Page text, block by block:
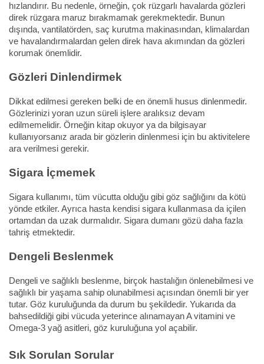
hızlandırır. Bu nedenle, örneğin, çok rüzgarlı havalarda gözleri
direk rüzgara maruz bırakmamak gerekmektedir. Bunun
dışında, vantilatörden, saç kurutma makinasından, klimalardan
ve havalandırmalardan gelen direk hava akımından da gözleri
korumak önemlidir.
Gözleri Dinlendirmek
Dikkat edilmesi gereken belki de en önemli husus dinlenmedir.
Gözlerinizi yoran uzun süreli işlere aralıksız devam
edilmemelidir. Örneğin kitap okuyor ya da bilgisayar
kullanıyorsanız arada bir gözlerin dinlenmesi için bu aktivitelere
ara verilmesi gerekir.
Sigara İçmemek
Sigara kullanımı, tüm vücutta olduğu gibi göz sağlığını da kötü
yönde etkiler. Ayrıca hasta kendisi sigara kullanmasa da içilen
ortamdan da uzak durmalıdır. Sigara dumanı gözü daha fazla
tahriş etmektedir.
Dengeli Beslenmek
Dengeli ve sağlıklı beslenme, birçok hastalığın önlenebilmesi ve
sağlıklı bir yaşama sahip olunabilmesi açısından önemli bir yer
tutar. Göz kuruluğunda da durum bu şekildedir. Yukarıda da
bahsedildiği gibi vücuda yeterince alınamayan A vitamini ve
Omega-3 yağ asitleri, göz kuruluğuna yol açabilir.
Sık Sorulan Sorular